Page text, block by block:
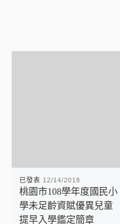
已發表 12/14/2018
桃園市108學年度國民小
學未足齡資賦優異兒童
提早入學鑑定簡章